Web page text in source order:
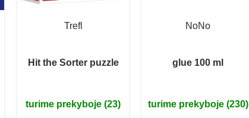
Trefl
Hit the Sorter puzzle
turime prekyboje (23)
NoNo
glue 100 ml
turime prekyboje (230)